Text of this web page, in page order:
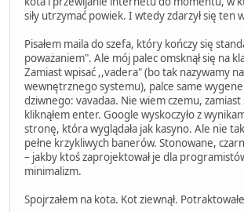
siły utrzymać powiek. I wtedy zdarzył się ten
Pisałem maila do szefa, który kończy się
poważaniem". Ale mój palec omsknął się na
Zamiast wpisać ,,vadera" (bo tak nazywamy
wewnętrznego systemu), palce same
dziwnego: vavadaa. Nie wiem czemu, zamiast
kliknąłem enter. Google wyskoczyło z
stronę, która wyglądała jak kasyno. Ale nie
pełne krzykliwych banerów. Stonowane,
– jakby ktoś zaprojektował je dla
minimalizm.
Spojrzałem na kota. Kot ziewnął.